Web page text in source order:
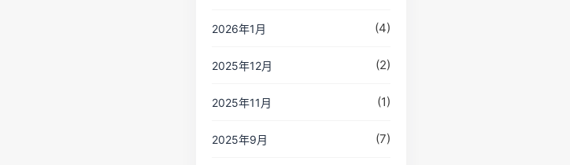
2026年1月 (4)
2025年12月 (2)
2025年11月 (1)
2025年9月 (7)